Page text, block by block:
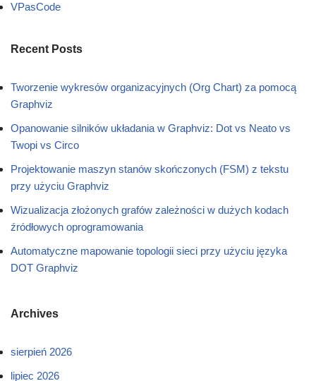
VPasCode
Recent Posts
Tworzenie wykresów organizacyjnych (Org Chart) za pomocą
Graphviz
Opanowanie silników układania w Graphviz: Dot vs Neato vs
Twopi vs Circo
Projektowanie maszyn stanów skończonych (FSM) z tekstu
przy użyciu Graphviz
Wizualizacja złożonych grafów zależności w dużych kodach
źródłowych oprogramowania
Automatyczne mapowanie topologii sieci przy użyciu języka
DOT Graphviz
Archives
sierpień 2026
lipiec 2026